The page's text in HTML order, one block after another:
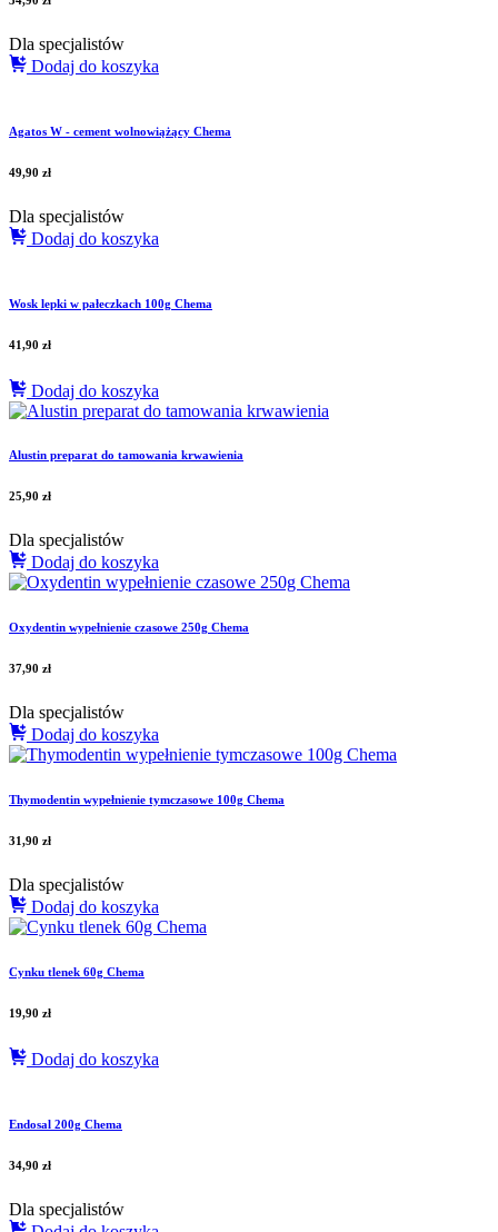
Dla specjalistów
Dodaj do koszyka
Agatos W - cement wolnowiążący Chema
49,90 zł
Dla specjalistów
Dodaj do koszyka
Wosk lepki w pałeczkach 100g Chema
41,90 zł
Dodaj do koszyka
Alustin preparat do tamowania krwawienia
25,90 zł
Dla specjalistów
Dodaj do koszyka
Oxydentin wypełnienie czasowe 250g Chema
37,90 zł
Dla specjalistów
Dodaj do koszyka
Thymodentin wypełnienie tymczasowe 100g Chema
31,90 zł
Dla specjalistów
Dodaj do koszyka
Cynku tlenek 60g Chema
19,90 zł
Dodaj do koszyka
Endosal 200g Chema
34,90 zł
Dla specjalistów